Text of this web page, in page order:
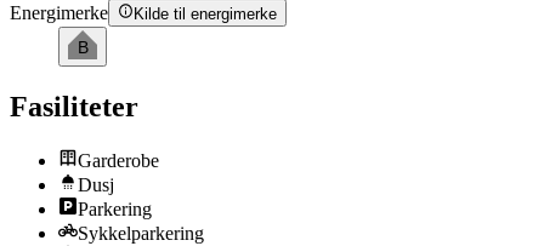
Energimerke
Kilde til energimerke
B
Fasiliteter
Garderobe
Dusj
Parkering
Sykkelparkering